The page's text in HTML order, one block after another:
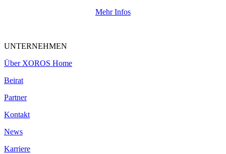
Mehr Infos
UNTERNEHMEN
Über XOROS Home
Beirat
Partner
Kontakt
News
Karriere